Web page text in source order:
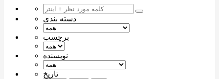
دسته بندی
برچسب
نویسنده
تاریخ